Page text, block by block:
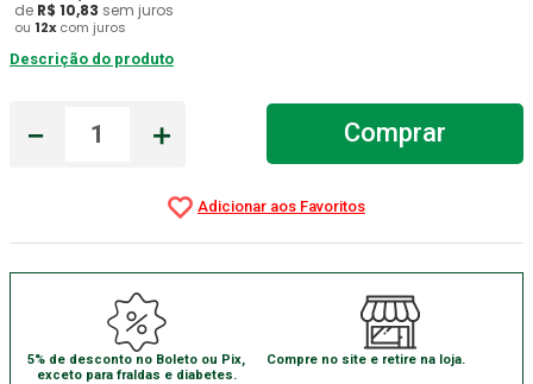
de R$ 10,83 sem juros
ou 12x com juros
Descrição do produto
＋
－ Comprar
5% de desconto no Boleto ou Pix,
exceto para fraldas e diabetes.
Compre no site e retire na loja.
6 º Absorvente Geriatrico
7º Gaze Esteril
Cadeira Banho